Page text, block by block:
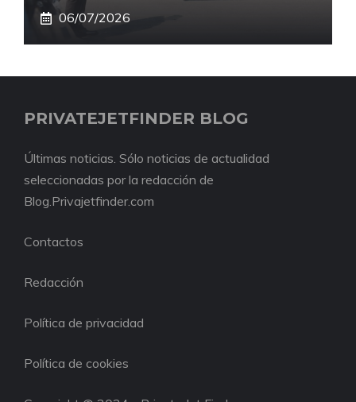
06/07/2026
PRIVATEJETFINDER BLOG
Últimas noticias. Sólo noticias de actualidad
seleccionadas por la redacción de
Blog.Privajetfinder.com
Contactos
Redacción
Política de privacidad
Política de cookies